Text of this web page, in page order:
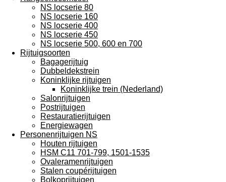
NS locserie 80
NS locserie 160
NS locserie 400
NS locserie 450
NS locserie 500, 600 en 700
Rijtuigsoorten
Bagagerijtuig
Dubbeldekstrein
Koninklijke rijtuigen
Koninklijke trein (Nederland)
Salonrijtuigen
Postrijtuigen
Restauratierijtuigen
Energiewagen
Personenrijtuigen NS
Houten rijtuigen
HSM C11 701-799, 1501-1535
Ovaleramenrijtuigen
Stalen coupérijtuigen
Bolkoprijtuigen